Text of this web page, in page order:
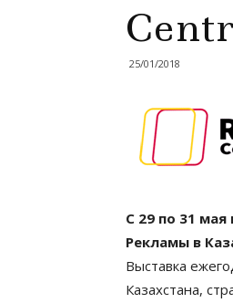
25/01/2018
С 29 по 31
Рекламы в
Выставка
Казахстана,